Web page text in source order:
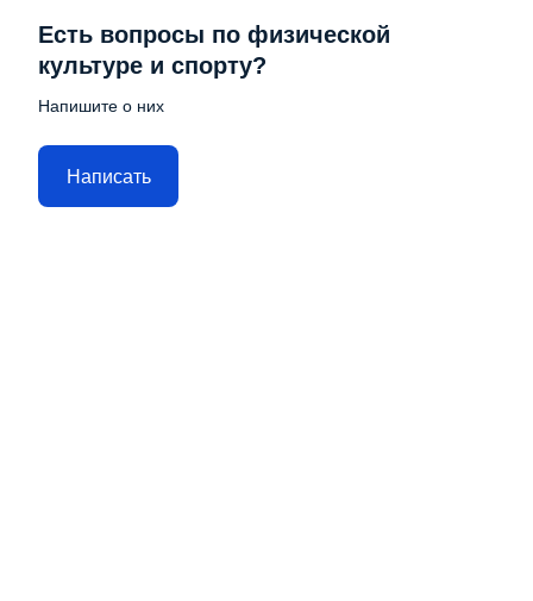
Есть вопросы по физической
культуре и спорту?
Напишите о них
Написать